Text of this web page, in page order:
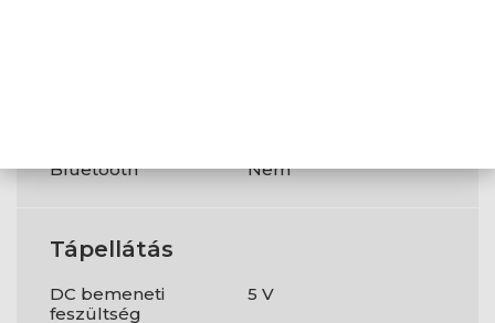
Bluetooth Nem
Tápellátás
DC bemeneti
feszültség
5 V